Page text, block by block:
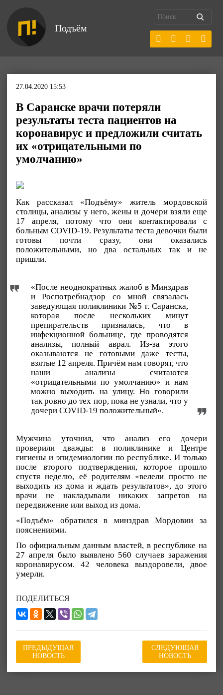
Подъём
27.04.2020 15:53
В Саранске врачи потеряли
результаты теста пациентов на
коронавирус и предложили считать
их «отрицательными по
умолчанию»
Как рассказал «Подъёму» житель мордовской
столицы, анализы у него, жены и дочери взяли еще
17 апреля, потому что они контактировали с
больным COVID-19. Результаты теста девочки были
готовы почти сразу, они оказались
положительными, но два остальных так и не
пришли.
«После неоднократных жалоб в Минздрав
и Роспотребнадзор со мной связалась
заведующая поликлиники №5 г. Саранска,
которая после нескольких минут
препирательств призналась, что в
инфекционной больнице, где проводятся
анализы, полный аврал. Из-за этого
оказываются не готовыми даже тесты,
взятые 12 апреля. Причём нам говорят, что
наши анализы считаются
«отрицательными по умолчанию» и нам
можно выходить на улицу. Но говорили
так ровно до тех пор, пока не узнали, что у
дочери COVID-19 положительный».
Мужчина уточнил, что анализ его дочери
проверили дважды: в поликлинике и Центре
гигиены и эпидемиологии по республике. И только
после второго подтверждения, которое прошло
спустя неделю, её родителям «велели просто не
выходить из дома и ждать результатов», до этого
врачи не накладывали никаких запретов на
передвижение или выход из дома.
«Подъём» обратился в минздрав Мордовии за
пояснениями.
По официальным данным властей, в республике на
27 апреля было выявлено 560 случаев заражения
коронавирусом. 42 человека выздоровели, двое
умерли.
ПОДЕЛИТЬСЯ
ПРЕДЫДУЩАЯ
НОВОСТЬ
СЛЕДУЮЩАЯ
НОВОСТЬ